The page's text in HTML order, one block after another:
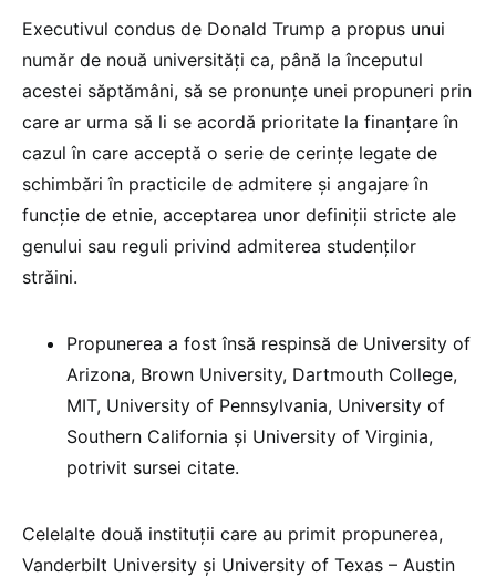
Executivul condus de Donald Trump a propus unui
număr de nouă universități ca, până la începutul
acestei săptămâni, să se pronunțe unei propuneri prin
care ar urma să li se acordă prioritate la finanțare în
cazul în care acceptă o serie de cerințe legate de
schimbări în practicile de admitere și angajare în
funcție de etnie, acceptarea unor definiții stricte ale
genului sau reguli privind admiterea studenților
străini.
Propunerea a fost însă respinsă de University of
Arizona, Brown University, Dartmouth College,
MIT, University of Pennsylvania, University of
Southern California și University of Virginia,
potrivit sursei citate.
Celelalte două instituții care au primit propunerea,
Vanderbilt University și University of Texas – Austin